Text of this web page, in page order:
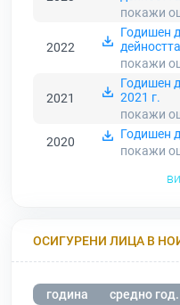
покажи
2022
Годишен
покажи
2021
Годишен
2021 г.
покажи
2020
Годишен
покажи
ОСИГУРЕНИ ЛИЦА В
година средно год.